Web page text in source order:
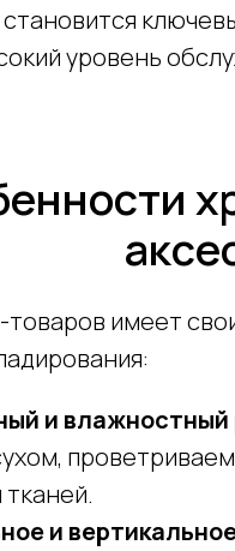
становится
уровень
имеет
и
и